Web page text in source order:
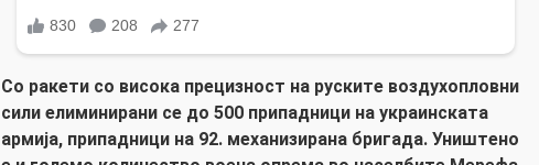
Со ракети со висока прецизност на руските воздухопловни
сили елиминирани се до 500 припадници на украинската
армија, припадници на 92. механизирана бригада. Уништено